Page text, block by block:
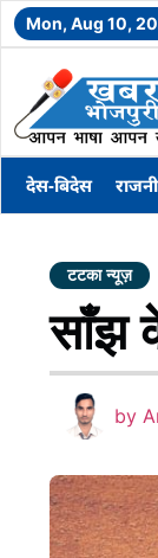
Mon, Aug 10,
देस-बिदेस
टटका न्यूज़
साँझ
by